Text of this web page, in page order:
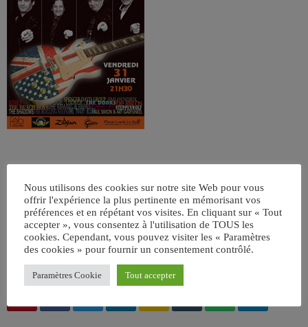
ÉCRIT PAR:JEAN-CLAUDE
Nous utilisons des cookies sur notre site Web pour vous
offrir l'expérience la plus pertinente en mémorisant vos
préférences et en répétant vos visites. En cliquant sur « Tout
accepter », vous consentez à l'utilisation de TOUS les
cookies. Cependant, vous pouvez visiter les « Paramètres
des cookies » pour fournir un consentement contrôlé.
Paramètres Cookie Tout accepter